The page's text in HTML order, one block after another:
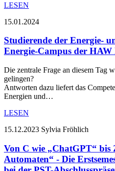
LESEN
15.01.2024
Studierende der Energie-
Energie-Campus der
Die zentrale Frage an diesem Tag
gelingen?
Antworten dazu liefert das
Energien und…
LESEN
15.12.2023 Sylvia Fröhlich
Von C wie „ChatGPT“ bis
Automaten“ - Die